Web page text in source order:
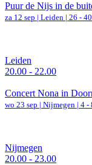
Puur de Nijs in de
za 12 sep | Leiden | 26 -
Leiden
20.00 - 22.00
Concert Nona in
wo 23 sep | Nijmegen | 4 -
Nijmegen
20.00 - 23.00